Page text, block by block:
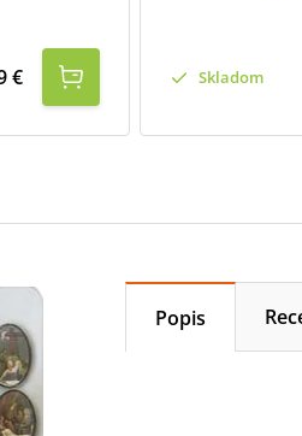
€ Skladom
Popis